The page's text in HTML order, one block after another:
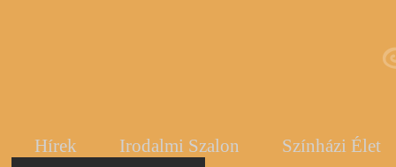
Hírek Irodalmi Szalon Színházi Élet